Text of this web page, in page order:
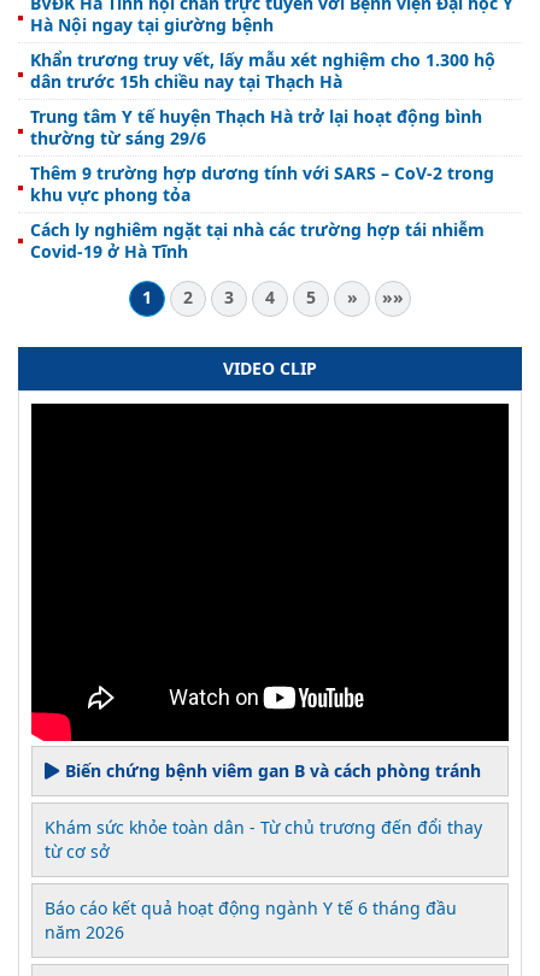
Hà Nội ngay tại giường bệnh
Khẩn trương truy vết, lấy mẫu xét nghiệm cho 1.300 hộ
dân trước 15h chiều nay tại Thạch Hà
Trung tâm Y tế huyện Thạch Hà trở lại hoạt động bình
thường từ sáng 29/6
Thêm 9 trường hợp dương tính với SARS – CoV-2 trong
khu vực phong tỏa
Cách ly nghiêm ngặt tại nhà các trường hợp tái nhiễm
Covid-19 ở Hà Tĩnh
1
2 3 4 5 » »»
VIDEO CLIP
Biến chứng bệnh viêm gan B và cách phòng tránh
Khám sức khỏe toàn dân - Từ chủ trương đến đổi thay
từ cơ sở
Báo cáo kết quả hoạt động ngành Y tế 6 tháng đầu
năm 2026